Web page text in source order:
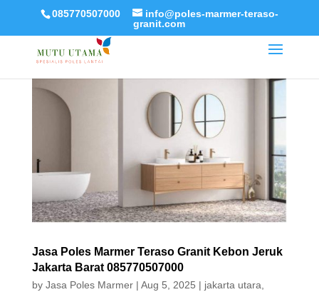
085770507000
info@poles-marmer-teraso-
granit.com
Jasa Poles Marmer Teraso Granit Kebon Jeruk
Jakarta Barat 085770507000
by Jasa Poles Marmer| Aug 5, 2025 | jakarta utara